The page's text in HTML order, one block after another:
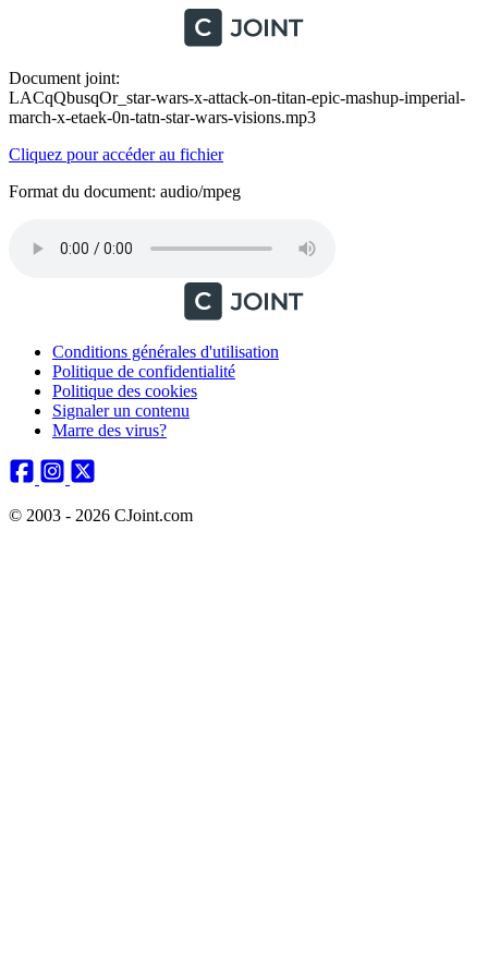
Document joint:
LACqQbusqOr_star-wars-x-attack-on-titan-epic-mashup-imperial-
march-x-etaek-0n-tatn-star-wars-visions.mp3
Cliquez pour accéder au fichier
Format du document: audio/mpeg
Conditions générales d'utilisation
Politique de confidentialité
Politique des cookies
Signaler un contenu
Marre des virus?
© 2003 - 2026 CJoint.com